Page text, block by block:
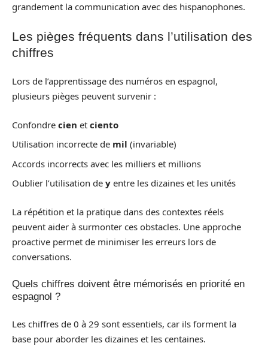
grandement la communication avec des hispanophones.
Les pièges fréquents dans l’utilisation des
chiffres
Lors de l’apprentissage des numéros en espagnol,
plusieurs pièges peuvent survenir :
Confondre cien et ciento
Utilisation incorrecte de mil (invariable)
Accords incorrects avec les milliers et millions
Oublier l’utilisation de y entre les dizaines et les unités
La répétition et la pratique dans des contextes réels
peuvent aider à surmonter ces obstacles. Une approche
proactive permet de minimiser les erreurs lors de
conversations.
Quels chiffres doivent être mémorisés en priorité en
espagnol ?
Les chiffres de 0 à 29 sont essentiels, car ils forment la
base pour aborder les dizaines et les centaines.